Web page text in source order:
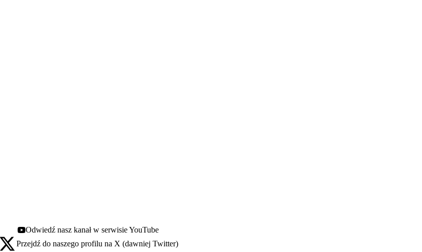
Youtube - otwiera się w nowej karcie
Odwiedź nasz kanał w serwisie YouTube
X - otwiera się w nowej karcie
Przejdź do naszego profilu na X (dawniej Twitter)